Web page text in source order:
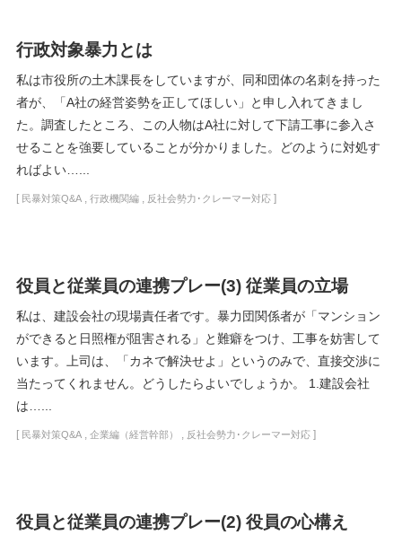
行政対象暴力とは
私は市役所の土木課長をしていますが、同和団体の名刺を持った
者が、「A社の経営姿勢を正してほしい」と申し入れてきまし
た。調査したところ、この人物はA社に対して下請工事に参入さ
せることを強要していることが分かりました。どのように対処す
ればよい…...
[ 民暴対策Q&A, 行政機関編, 反社会勢力･クレーマー対応]
役員と従業員の連携プレー(3) 従業員の立場
私は、建設会社の現場責任者です。暴力団関係者が「マンション
ができると日照権が阻害される」と難癖をつけ、工事を妨害して
います。上司は、「カネで解決せよ」というのみで、直接交渉に
当たってくれません。どうしたらよいでしょうか。 1.建設会社
は…...
[ 民暴対策Q&A, 企業編（経営幹部） , 反社会勢力･クレーマー対応]
役員と従業員の連携プレー(2) 役員の心構え